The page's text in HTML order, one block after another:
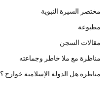
مختصر السيرة النبوية
مطبوعة
مقالات السجن
مناظرة مع ملا خاطر وجماعته
مناظرة هل الدولة الإسلامية خوارج ؟